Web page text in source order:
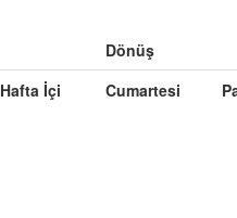
Dönüş
Hafta İçi Cumartesi